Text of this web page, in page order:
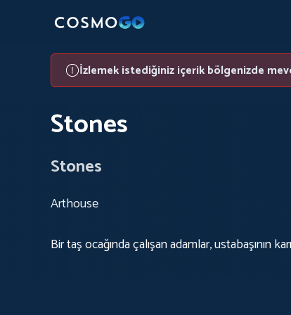
İzlemek istediğiniz içerik bölgenizde
Stones
Stones
Arthouse
Bir taş ocağında çalışan adamlar, ustabaşının